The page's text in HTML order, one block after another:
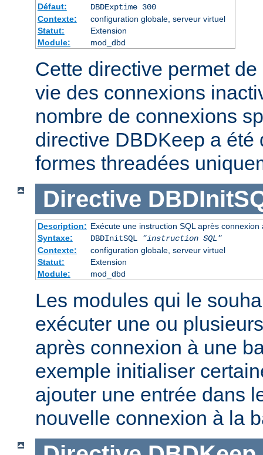
Défaut:
DBDExptime 300
Contexte:
configuration globale, serveur virtuel
Statut:
Extension
Module:
mod_dbd
Cette directive permet
vie des connexions
nombre de connexions
directive DBDKeep a été
formes threadées
Directive
Description: Exécute une instruction SQL après
Syntaxe:
DBDInitSQL
"instruction SQL"
Contexte:
configuration globale, serveur virtuel
Statut:
Extension
Module:
mod_dbd
Les modules qui le
exécuter une ou
après connexion à une
exemple initialiser
ajouter une entrée dans
nouvelle connexion à la